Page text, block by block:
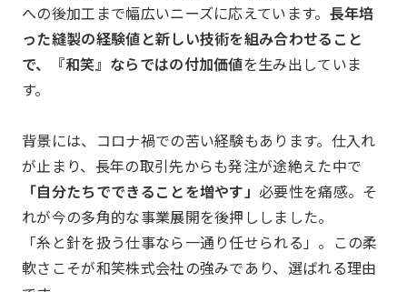
事業報告 Report
一覧を見る
部会報告
国内・海外研修委員会
への後加工まで幅広いニーズに応えています。 長年培
った縫製の経験値と新しい技術を組み合わせること
で、『和笑』ならではの付加価値を生み出していま
す。
背景には、コロナ禍での苦い経験もあります。仕入れ
が止まり、長年の取引先からも発注が途絶えた中で
「自分たちでできることを増やす」必要性を痛感。そ
れが今の多角的な事業展開を後押ししました。
「糸と針を扱う仕事なら一通り任せられる」。この柔
軟さこそが和笑株式会社の強みであり、選ばれる理由